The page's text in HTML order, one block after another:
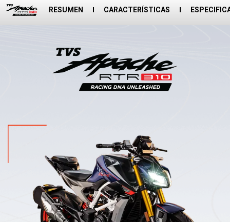
RESUMEN CARACTERÍSTICAS